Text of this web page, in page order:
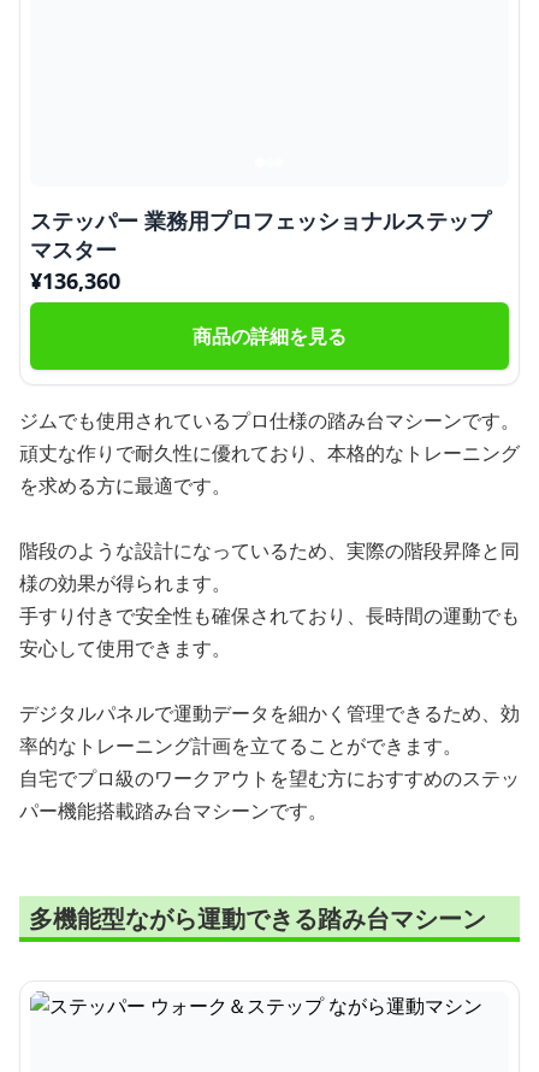
ステッパー 業務用プロフェッショナルステップ
マスター
¥136,360
商品の詳細を見る
ジムでも使用されているプロ仕様の踏み台マシーンです。
頑丈な作りで耐久性に優れており、本格的なトレーニング
を求める方に最適です。
階段のような設計になっているため、実際の階段昇降と同
様の効果が得られます。
手すり付きで安全性も確保されており、長時間の運動でも
安心して使用できます。
デジタルパネルで運動データを細かく管理できるため、効
率的なトレーニング計画を立てることができます。
自宅でプロ級のワークアウトを望む方におすすめのステッ
パー機能搭載踏み台マシーンです。
多機能型ながら運動できる踏み台マシーン